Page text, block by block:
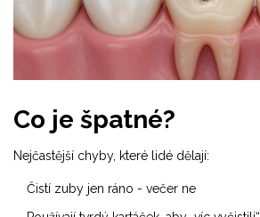
Co je špatné?
Nejčastější chyby, které lidé dělají:
Čistí zuby jen ráno - večer ne